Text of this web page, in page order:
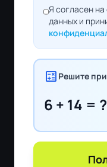
Я согласен на
данных и
calculate Решите
6 + 14 = ?